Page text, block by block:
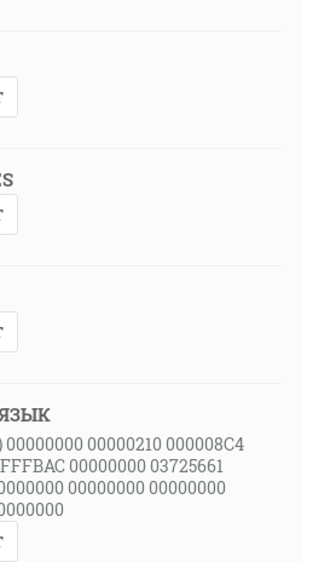
00000210 000008C4
00000000 03725661
00000000 00000000